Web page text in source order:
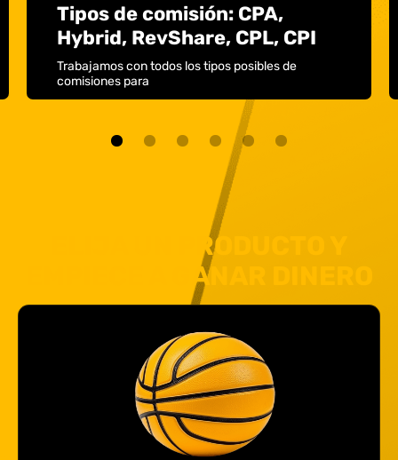
Tipos de comisión: CPA,
Hybrid, RevShare, CPL, CPI
Trabajamos con todos los tipos posibles de
comisiones para
ELIJA UN PRODUCTO Y
EMPIECE A GANAR DINERO